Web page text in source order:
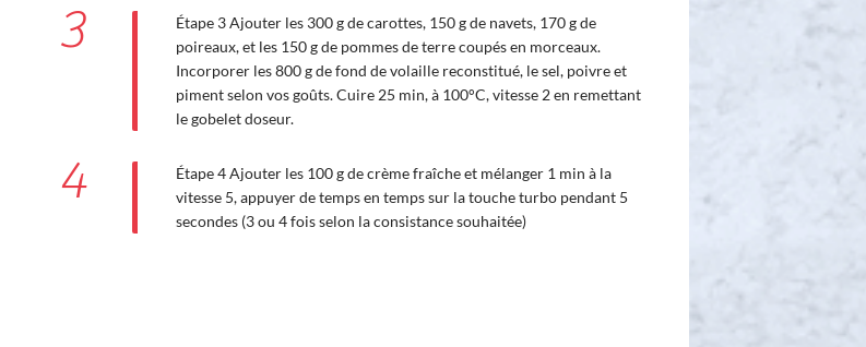
3
Étape 3 Ajouter les 300 g de carottes, 150 g de navets, 170 g de
poireaux, et les 150 g de pommes de terre coupés en morceaux.
Incorporer les 800 g de fond de volaille reconstitué, le sel, poivre et
piment selon vos goûts. Cuire 25 min, à 100°C, vitesse 2 en remettant
le gobelet doseur.
4
Étape 4 Ajouter les 100 g de crème fraîche et mélanger 1 min à la
vitesse 5, appuyer de temps en temps sur la touche turbo pendant 5
secondes (3 ou 4 fois selon la consistance souhaitée)